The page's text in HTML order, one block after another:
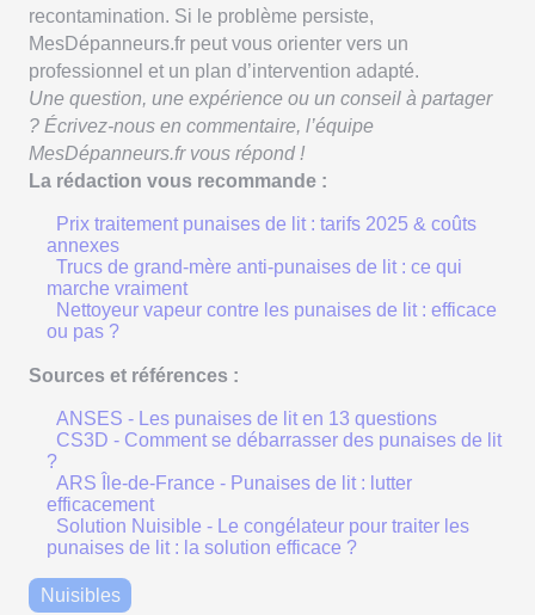
recontamination. Si le problème persiste,
MesDépanneurs.fr peut vous orienter vers un
professionnel et un plan d’intervention adapté.
Une question, une expérience ou un conseil à partager
? Écrivez-nous en commentaire, l’équipe
MesDépanneurs.fr vous répond !
La rédaction vous recommande :
Prix traitement punaises de lit : tarifs 2025 & coûts
annexes
Trucs de grand-mère anti-punaises de lit : ce qui
marche vraiment
Nettoyeur vapeur contre les punaises de lit : efficace
ou pas ?
Sources et références :
ANSES - Les punaises de lit en 13 questions
CS3D - Comment se débarrasser des punaises de lit
?
ARS Île-de-France - Punaises de lit : lutter
efficacement
Solution Nuisible - Le congélateur pour traiter les
punaises de lit : la solution efficace ?
Nuisibles